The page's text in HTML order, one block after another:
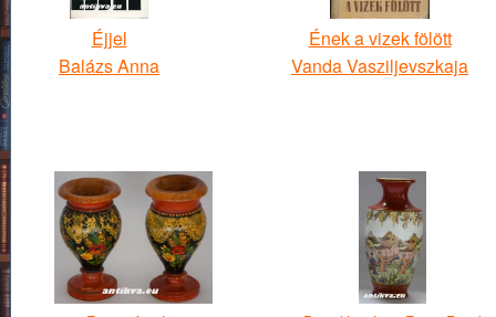
Éjjel
Balázs Anna
Ének a vizek fölött
Vanda Vasziljevszkaja